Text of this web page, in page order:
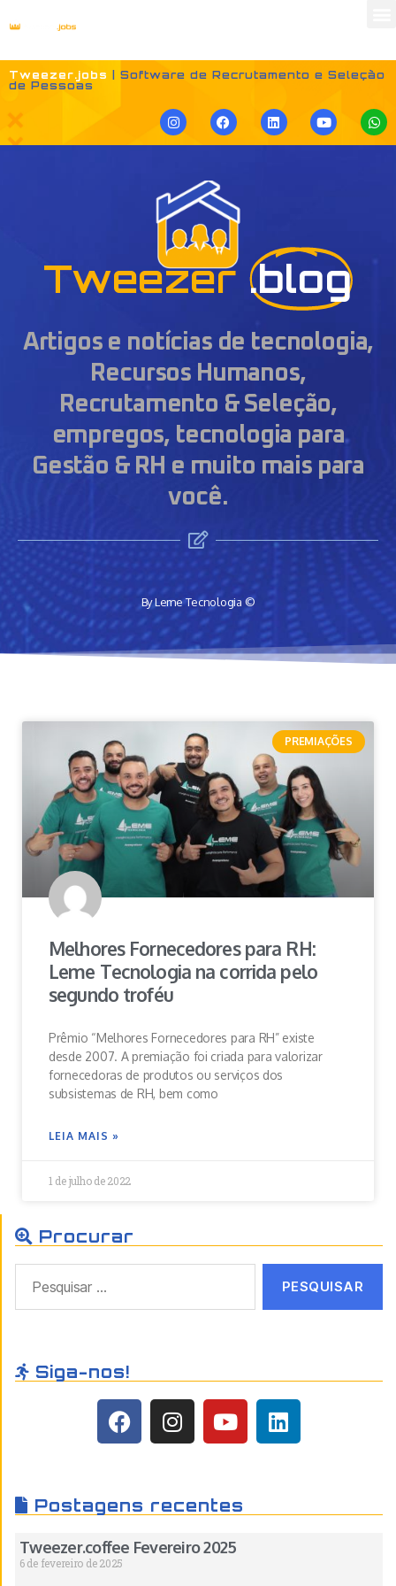
Tweezer.jobs
| Software de Recrutamento e Seleção
de Pessoas
Tweezer .blog
Artigos e notícias de tecnologia,
Recursos Humanos,
Recrutamento & Seleção,
empregos, tecnologia para
Gestão & RH e muito mais para
você.
By Leme Tecnologia ©
PREMIAÇÕES
Melhores Fornecedores para RH:
Leme Tecnologia na corrida pelo
segundo troféu
Prêmio “Melhores Fornecedores para RH” existe
desde 2007. A premiação foi criada para valorizar
fornecedoras de produtos ou serviços dos
subsistemas de RH, bem como
LEIA MAIS »
1 de julho de 2022
Procurar
Siga-nos!
Postagens recentes
Tweezer.coffee Fevereiro 2025
6 de fevereiro de 2025